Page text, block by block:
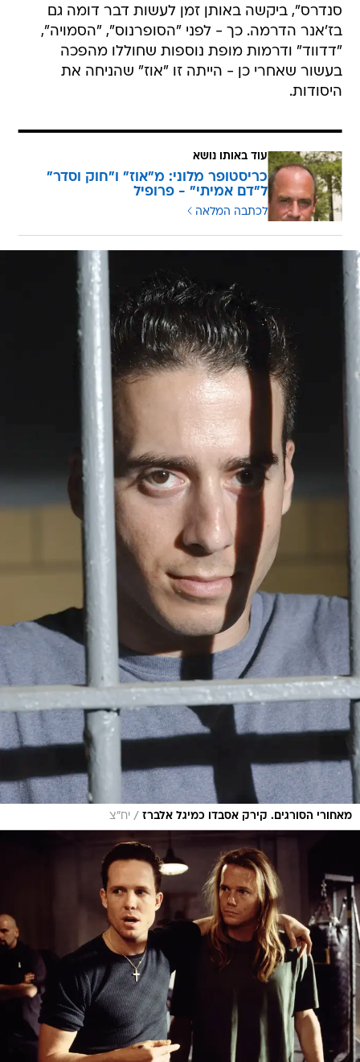
סנדרס", ביקשה באותן זמן לעשות דבר דומה גם
בז'אנר הדרמה. כך - לפני "הסופרנוס", "הסמויה",
"דדווד" ודרמות מופת נוספות שחוללו מהפכה
בעשור שאחרי כן - הייתה זו "אוז" שהניחה את
היסודות.
עוד באותו נושא
כריסטופר מלוני: מ"אוז" ו"חוק וסדר"
ל"דם אמיתי" - פרופיל
לכתבה המלאה
מאחורי הסורגים. קירק אסבדו כמיגל אלברז / יח"צ